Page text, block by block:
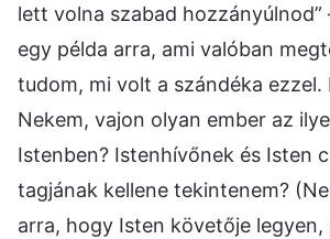
lett volna szabad hozzányúlnod”
egy példa arra, ami valóban
tudom, mi volt a szándéka
Nekem, vajon olyan ember az
Istenben? Istenhívőnek és Isten
tagjának kellene tekintenem?
arra, hogy Isten követője legyen,